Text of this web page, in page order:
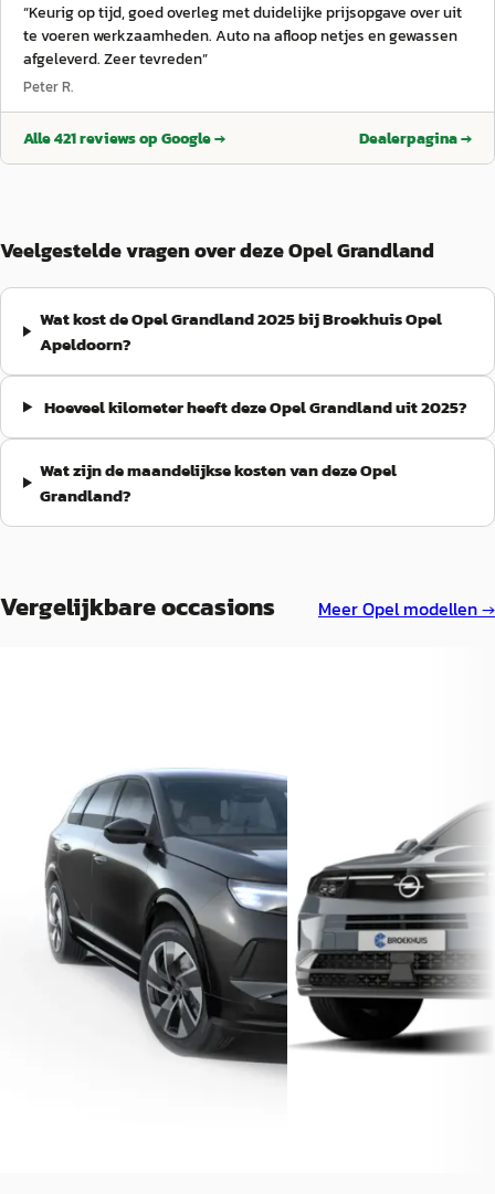
“Keurig op tijd, goed overleg met duidelijke prijsopgave over uit
te voeren werkzaamheden. Auto na afloop netjes en gewassen
afgeleverd. Zeer tevreden”
Peter R.
Alle421reviews op Google → Dealerpagina →
Veelgestelde vragen over deze Opel Grandland
Wat kost de Opel Grandland 2025 bij Broekhuis Opel
Apeldoorn?
Hoeveel kilometer heeft deze Opel Grandland uit 2025?
Wat zijn de maandelijkse kosten van deze Opel
Grandland?
Vergelijkbare occasions MeerOpelmodellen →
€ 43.000
v.a. € 912/mnd
Marktconform
2026 · 10 km · Hybride-benzine ·
Automaat
Broekhuis Fiat Zwolle
Bekijk aanbieding →
v.a. € 909/mnd
Marktconform
2026 · 10 km · Plug-in
Automaat
Broekhuis Fiat Zwolle
Bekijk aanbieding →